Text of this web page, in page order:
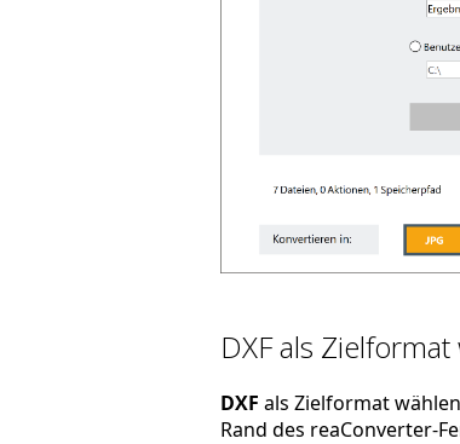
DXF als
DXF als Zielformat
Rand des reaConverter-